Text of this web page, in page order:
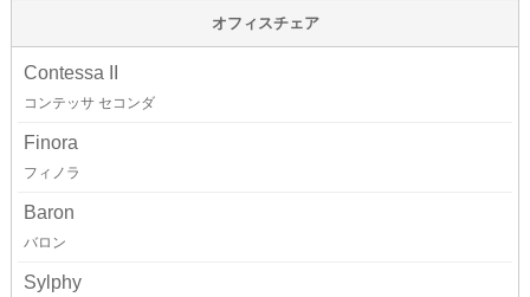
オフィスチェア
Contessa II
コンテッサ セコンダ
Finora
フィノラ
Baron
バロン
Sylphy